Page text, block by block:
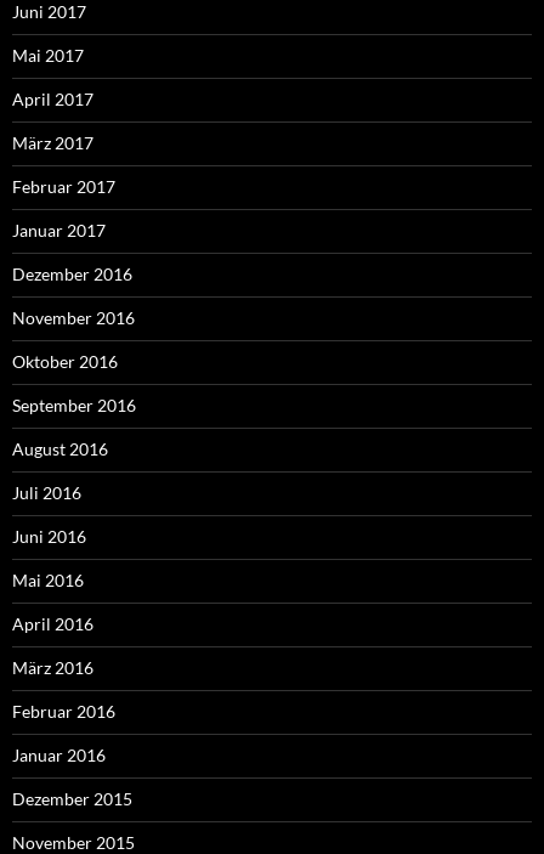
Juni 2017
Mai 2017
April 2017
März 2017
Februar 2017
Januar 2017
Dezember 2016
November 2016
Oktober 2016
September 2016
August 2016
Juli 2016
Juni 2016
Mai 2016
April 2016
März 2016
Februar 2016
Januar 2016
Dezember 2015
November 2015